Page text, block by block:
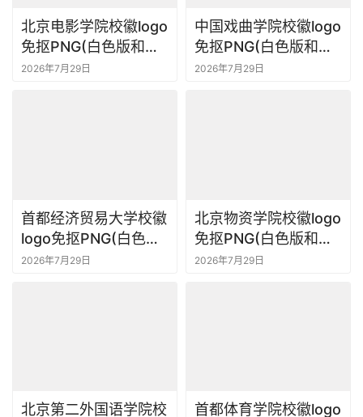
北京电影学院校徽logo
免抠PNG(白色版和彩
色版)ai,SVG矢量素材
2026年7月29日
中国戏曲学院校徽logo
免抠PNG(白色版和彩
色版)ai,SVG矢量素材
2026年7月29日
首都经济贸易大学校徽
logo免抠PNG(白色版
和彩色版)ai,SVG矢量
2026年7月29日
北京物资学院校徽logo
免抠PNG(白色版和彩
色版)ai,SVG矢量素材
2026年7月29日
北京第二外国语学院校
首都体育学院校徽logo